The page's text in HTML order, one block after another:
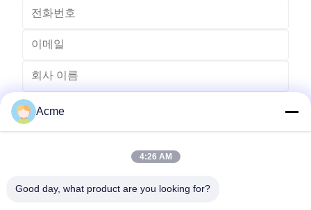
전송
Acme
4:26 AM
Good day, what product are you looking for?